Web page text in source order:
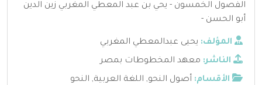
الفصول الخمسون - يحي بن عبد المعطي المغربي زين الدين
أبو الحسن -
المؤلف: يحيى عبدالمعطي المغربي
الناشر: معهد المخطوطات بمصر
الأقسام: أصول النحو, اللغة العربية, النحو